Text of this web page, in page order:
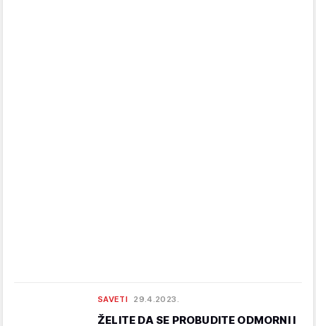
SAVETI 29.4.2023.
ŽELITE DA SE PROBUDITE ODMORNI I